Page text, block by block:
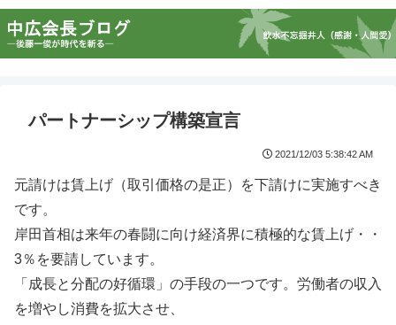
パートナーシップ構築宣言
2021/12/03 5:38:42 AM
元請けは賃上げ（取引価格の是正）を下請けに実施すべき
です。
岸田首相は来年の春闘に向け経済界に積極的な賃上げ・・
3％を要請しています。
「成長と分配の好循環」の手段の一つです。労働者の収入
を増やし消費を拡大させ、